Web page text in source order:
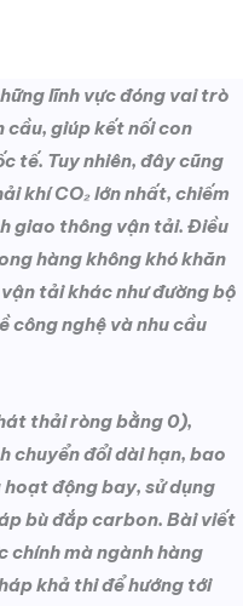
lĩnh vực đóng vai trò
giúp kết nối con
tế. Tuy nhiên, đây cũng
khí CO₂ lớn nhất, chiếm
giao thông vận tải. Điều
hàng không khó khăn
tải khác như đường bộ
công nghệ và nhu cầu
thải ròng bằng 0),
chuyển đổi dài hạn, bao
hoạt động bay, sử dụng
bù đắp carbon. Bài viết
chính mà ngành hàng
khả thi để hướng tới